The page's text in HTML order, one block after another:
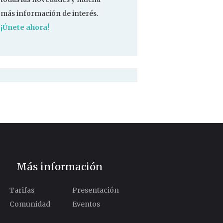
más información de interés.
¡Únete ahora!
Más información
Tarifas
Presentación
Comunidad
Eventos